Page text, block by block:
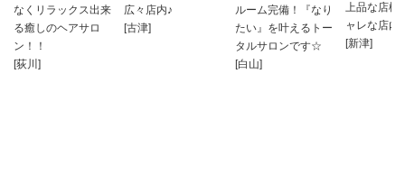
なくリラックス出来
る癒しのヘアサロ
ン！！
[荻川]
広々店内♪
[古津]
ルーム完備！『なり
たい』を叶えるトー
タルサロンです☆
[白山]
上品な店構
ャレな店内
[新津]